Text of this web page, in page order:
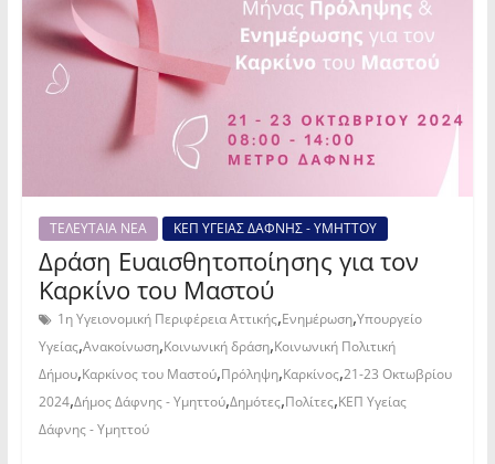
ΤΕΛΕΥΤΑΙΑ ΝΕΑ ΚΕΠ ΥΓΕΙΑΣ ΔΑΦΝΗΣ - ΥΜΗΤΤΟΥ
Δράση Ευαισθητοποίησης για τον
Καρκίνο του Μαστού
1η Υγειονομική Περιφέρεια Αττικής,Ενημέρωση,Υπουργείο
Υγείας,Ανακοίνωση,Κοινωνική δράση,Κοινωνική Πολιτική
Δήμου,Καρκίνος του Μαστού,Πρόληψη,Καρκίνος,21-23 Οκτωβρίου
2024,Δήμος Δάφνης - Υμηττού,Δημότες,Πολίτες,ΚΕΠ Υγείας
Δάφνης - Υμηττού